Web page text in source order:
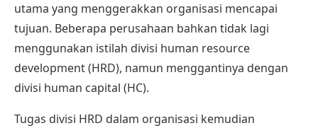
utama yang menggerakkan organisasi mencapai
tujuan. Beberapa perusahaan bahkan tidak lagi
menggunakan istilah divisi human resource
development(HRD), namun menggantinya dengan
divisi human capital (HC).
Tugas divisi HRD dalam organisasi kemudian